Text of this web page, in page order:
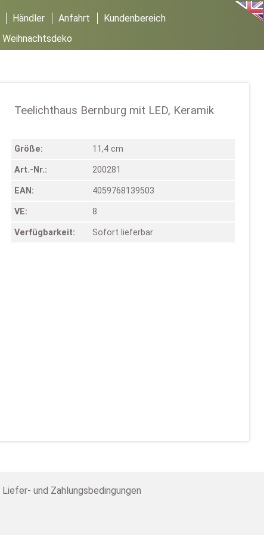
Händler Anfahrt
Kundenbereich
Weihnachtsdeko
Teelichthaus Bernburg mit LED, Keramik
Größe: 11,4 cm
Art.-Nr.: 200281
EAN: 4059768139503
VE: 8
Verfügbarkeit: Sofort lieferbar
Liefer- und Zahlungsbedingungen